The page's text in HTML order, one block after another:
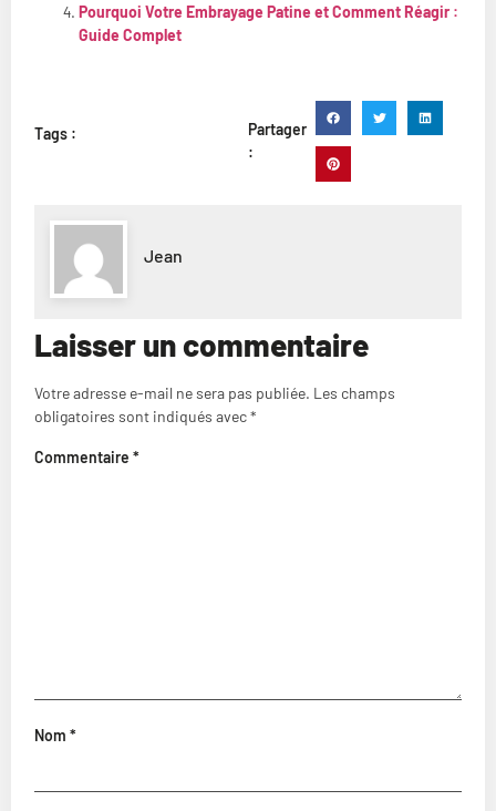
Pourquoi Votre Embrayage Patine et Comment Réagir :
Guide Complet
Tags :
Partager
:
Jean
Laisser un commentaire
Votre adresse e-mail ne sera pas publiée. Les champs
obligatoires sont indiqués avec*
Commentaire *
Nom *